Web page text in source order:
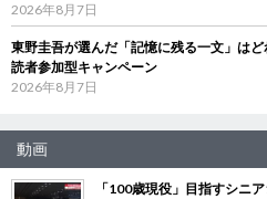
2026年8月7日
東野圭吾が選んだ「記憶に残る一文」は
読者参加型キャンペーン
2026年8月7日
動画
「100歳現役」目指すシニ